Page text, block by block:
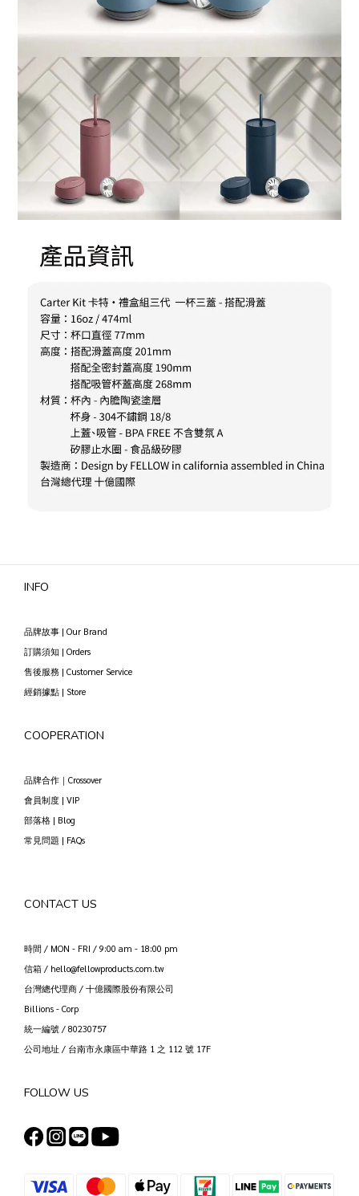
INFO
品牌故事 | Our Brand
訂購須知 | Orders
售後服務 | Customer Service
經銷據點 | Store
COOPERATION
品牌合作｜Crossover
會員制度 | VIP
部落格 | Blog
常見問題 | FAQs
CONTACT US
時間 / MON - FRI / 9:00 am - 18:00 pm
信箱 / hello@fellowproducts.com.tw
台灣總代理商 / 十億國際股份有限公司
Billions - Corp
統一編號 / 80230757
公司地址 / 台南市永康區中華路 1 之 112 號 17F
FOLLOW US